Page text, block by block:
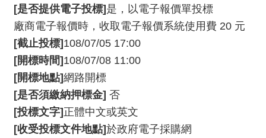
們
常
見
問
答
意
見
反
[是否提供電子投標]是，以電子報價單投標
廠商電子報價時，收取電子報價系統使用費 20 元
[截止投標]108/07/05 17:00
[開標時間]108/07/08 11:00
[開標地點]網路開標
[是否須繳納押標金] 否
[投標文字]正體中文或英文
[收受投標文件地點]於政府電子採購網